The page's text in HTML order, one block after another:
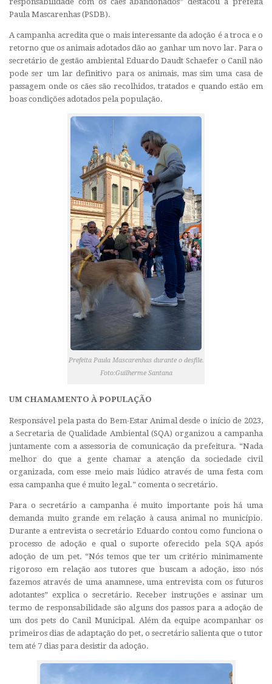
Paula Mascarenhas (PSDB).
A campanha acredita que o mais interessante da adoção é a troca e o
retorno que os animais adotados dão ao ganhar um novo lar. Para o
secretário de gestão ambiental Eduardo Daudt Schaefer o Canil não
pode ser um lar definitivo para os animais, mas sim uma casa de
passagem onde os cães são recolhidos, tratados e quando estão em
boas condições adotados pela população.
Prefeita Paula Mascarenhas durante o desfile.
Foto:Guilherme Santana
UM CHAMAMENTO À POPULAÇÃO
Responsável pela pasta do Bem-Estar Animal desde o início de 2023,
a Secretaria de Qualidade Ambiental (SQA) organizou a campanha
juntamente com a assessoria de comunicação da prefeitura. “Nada
melhor do que a gente chamar a atenção da sociedade civil
organizada, com esse meio mais lúdico através de uma festa com
essa campanha que é muito legal.” comenta o secretário.
Para o secretário a campanha é muito importante pois há uma
demanda muito grande em relação à causa animal no município.
Durante a entrevista o secretário Eduardo contou como funciona o
processo de adoção e qual o suporte oferecido pela SQA após
adoção de um pet. “Nós temos que ter um critério minimamente
rigoroso em relação aos tutores que buscam a adoção, isso nós
fazemos através de uma anamnese, uma entrevista com os futuros
adotantes” explica o secretário. Receber instruções e assinar um
termo de responsabilidade são alguns dos passos para a adoção de
um dos pets do Canil Municipal. Além da equipe acompanhar os
primeiros dias de adaptação do pet, o secretário salienta que o tutor
tem até 7 dias para desistir da adoção.